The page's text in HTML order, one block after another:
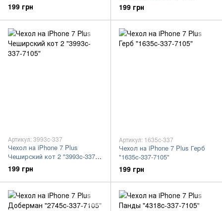
199 грн 199 грн
Артикул: 3993c-337
Чехол на iPhone 7 Plus
Чеширский кот 2 "3993c-337-
7105"
199 грн
Артикул: 1635c-337
Чехол на iPhone 7 Plus Герб
"1635c-337-7105"
199 грн